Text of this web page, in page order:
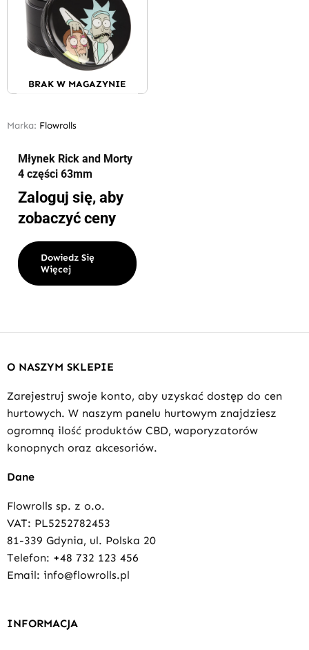
BRAK W MAGAZYNIE
Marka: Flowrolls
Młynek Rick and Morty
4 części 63mm
Zaloguj się, aby
zobaczyć ceny
Dowiedz Się
Więcej
O NASZYM SKLEPIE
Zarejestruj swoje konto, aby uzyskać dostęp do cen
hurtowych. W naszym panelu hurtowym znajdziesz
ogromną ilość produktów CBD, waporyzatorów
konopnych oraz akcesoriów.
Dane
Flowrolls sp. z o.o.
VAT: PL5252782453
81-339 Gdynia, ul. Polska 20
Telefon: +48 732 123 456
Email: info@flowrolls.pl
INFORMACJA